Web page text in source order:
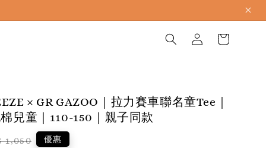
× GR GAZOO｜拉力賽車聯名童Tee｜
兒童｜110-150｜親子同款
1,050 優惠